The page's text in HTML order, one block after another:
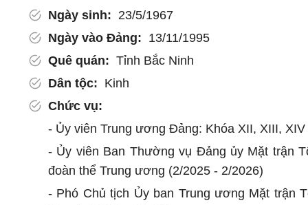
Ngày sinh: 23/5/1967
Ngày vào Đảng: 13/11/1995
Quê quán: Tỉnh Bắc Ninh
Dân tộc: Kinh
Chức vụ:
- Ủy viên Trung ương Đảng: Khóa XII, XIII, XIV
- Ủy viên Ban Thường vụ Đảng ủy Mặt trận
đoàn thể Trung ương (2/2025 - 2/2026)
- Phó Chủ tịch Ủy ban Trung ương Mặt trận